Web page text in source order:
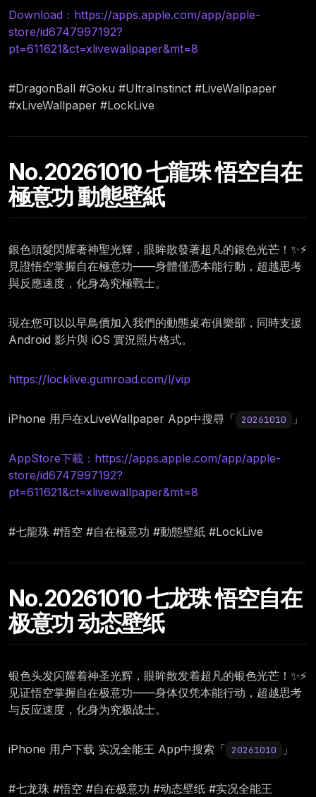
Download：https://apps.apple.com/app/apple-
store/id6747997192?
pt=611621&ct=xlivewallpaper&mt=8
#DragonBall #Goku #UltraInstinct #LiveWallpaper
#xLiveWallpaper #LockLive
No.20261010 七龍珠 悟空自在
極意功 動態壁紙
銀色頭髮閃耀著神聖光輝，眼眸散發著超凡的銀色光芒！✨⚡
見證悟空掌握自在極意功——身體僅憑本能行動，超越思考
與反應速度，化身為究極戰士。
現在您可以以早鳥價加入我們的動態桌布俱樂部，同時支援
Android 影片與 iOS 實況照片格式。
https://locklive.gumroad.com/l/vip
iPhone 用戶在xLiveWallpaper App中搜尋「 20261010 」
AppStore下載：https://apps.apple.com/app/apple-
store/id6747997192?
pt=611621&ct=xlivewallpaper&mt=8
#七龍珠 #悟空 #自在極意功 #動態壁紙 #LockLive
No.20261010 七龙珠 悟空自在
极意功 动态壁纸
银色头发闪耀着神圣光辉，眼眸散发着超凡的银色光芒！✨⚡
见证悟空掌握自在极意功——身体仅凭本能行动，超越思考
与反应速度，化身为究极战士。
iPhone 用户下载 实况全能王 App中搜索「 20261010 」
#七龙珠 #悟空 #自在极意功 #动态壁纸 #实况全能王